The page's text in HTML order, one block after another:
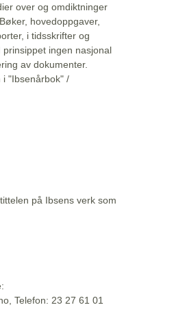
over og omdiktninger
hovedoppgaver,
i tidsskrifter og
ingen nasjonal
av dokumenter.
i "Ibsenårbok" /
på Ibsens verk som
Telefon: 23 27 61 01